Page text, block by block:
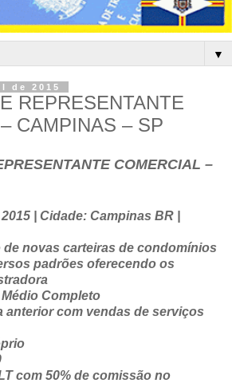
▼
de 2015
REPRESENTANTE
CAMPINAS – SP
COMERCIAL –
| Cidade: Campinas BR |
de novas carteiras de condomínios
padrões oferecendo os
Completo
anterior com vendas de serviços
com 50% de comissão no